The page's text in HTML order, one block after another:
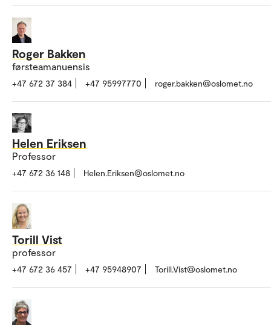
Roger Bakken
førsteamanuensis
+47 672 37 384 +47 95997770 roger.bakken@oslomet.no
Helen Eriksen
Professor
+47 672 36 148 Helen.Eriksen@oslomet.no
Torill Vist
professor
+47 672 36 457 +47 95948907 Torill.Vist@oslomet.no